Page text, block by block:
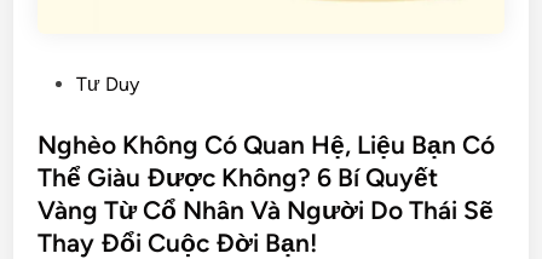
Tư Duy
Nghèo Không Có Quan Hệ, Liệu Bạn Có
Thể Giàu Được Không? 6 Bí Quyết
Vàng Từ Cổ Nhân Và Người Do Thái Sẽ
Thay Đổi Cuộc Đời Bạn!